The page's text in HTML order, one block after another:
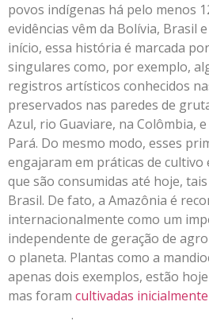
povos indígenas há pelo menos
evidências vêm da Bolívia, Brasil
início, essa história é marcada
singulares como, por exemplo,
registros artísticos conhecidos
preservados nas paredes de
Azul, rio Guaviare, na Colômbia,
Pará. Do mesmo modo, esses
engajaram em práticas de cultivo
que são consumidas até hoje,
Brasil. De fato, a Amazônia é
internacionalmente como um
independente de geração de
o planeta. Plantas como a
apenas dois exemplos, estão
mas foram cultivadas inicialmente
.